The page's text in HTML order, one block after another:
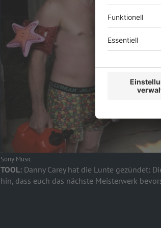
Sony Music
TOOL: Danny Carey hat die Lunte gezündet:
hin, dass euch das nächste Meisterwerk